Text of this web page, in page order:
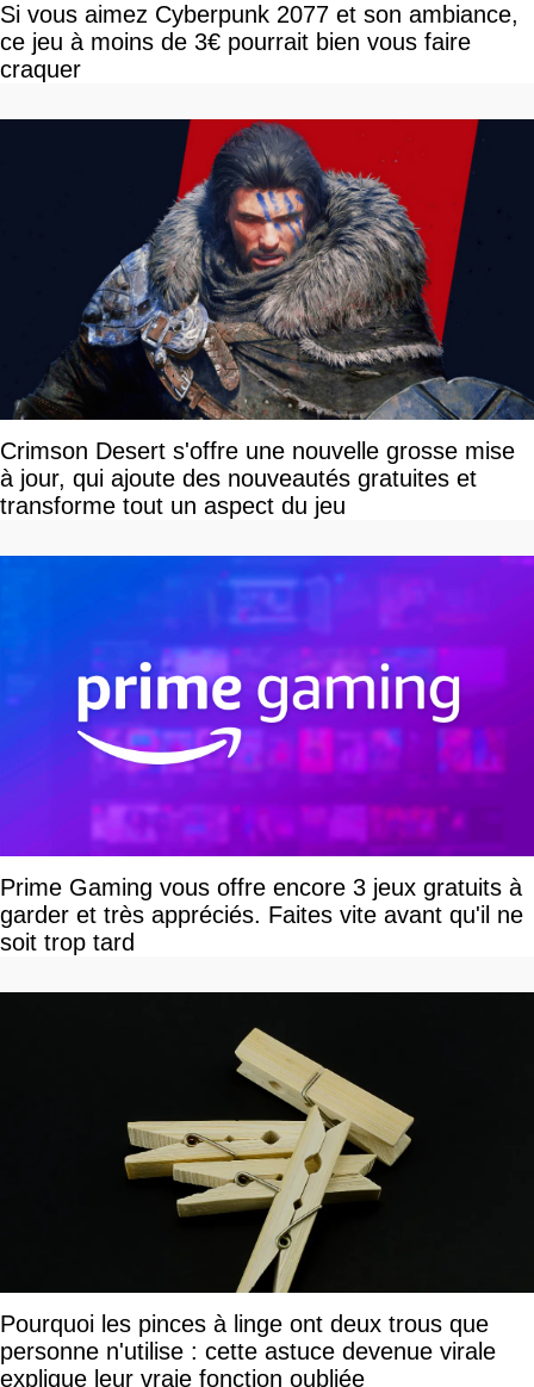
Si vous aimez Cyberpunk 2077 et son ambiance,
ce jeu à moins de 3€ pourrait bien vous faire
craquer
Crimson Desert s'offre une nouvelle grosse mise
à jour, qui ajoute des nouveautés gratuites et
transforme tout un aspect du jeu
Prime Gaming vous offre encore 3 jeux gratuits à
garder et très appréciés. Faites vite avant qu'il ne
soit trop tard
Pourquoi les pinces à linge ont deux trous que
personne n'utilise : cette astuce devenue virale
explique leur vraie fonction oubliée